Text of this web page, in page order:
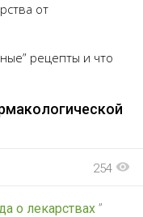
от
рецепты и что
254 visibility
о лекарствах ”